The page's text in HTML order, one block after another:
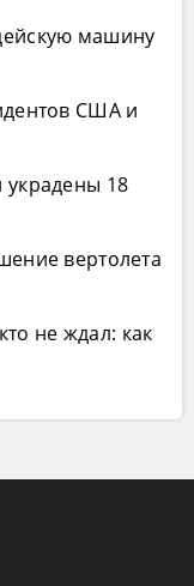
машину
США и
18
вертолета
не ждал: как